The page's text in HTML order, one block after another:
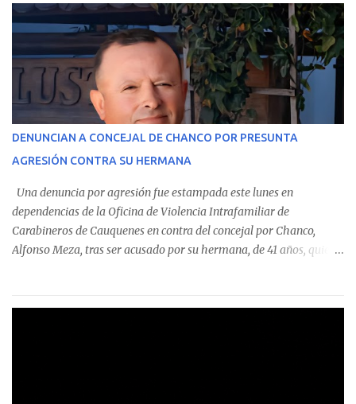
estableció que estos funcionarios —quienes administran o
custodian fondos públicos— efectuaron transacciones por un
monto total de $116.075.918 entre enero de 2024 y junio de 2025.
En el detalle regional, se indica que en la comuna de Cauquenes se
identificó a cuatro funcionarios involucrados en este tipo de
operaciones. Asimismo, se precisa que uno de los casos
corresponde a un funcionario de la Municipalidad de Chanco,
detectaron incumplimientos a la normativa vigente. El informe
precisa que la mayor cantidad de dinero apostado se registró en
Talca, donde...
DENUNCIAN A CONCEJAL DE CHANCO POR PRESUNTA
AGRESIÓN CONTRA SU HERMANA
Una denuncia por agresión fue estampada este lunes en
dependencias de la Oficina de Violencia Intrafamiliar de
Carabineros de Cauquenes en contra del concejal por Chanco,
Alfonso Meza, tras ser acusado por su hermana, de 41 años, quien
relató que los hechos ocurrieron cerca de las 11:30 horas en el